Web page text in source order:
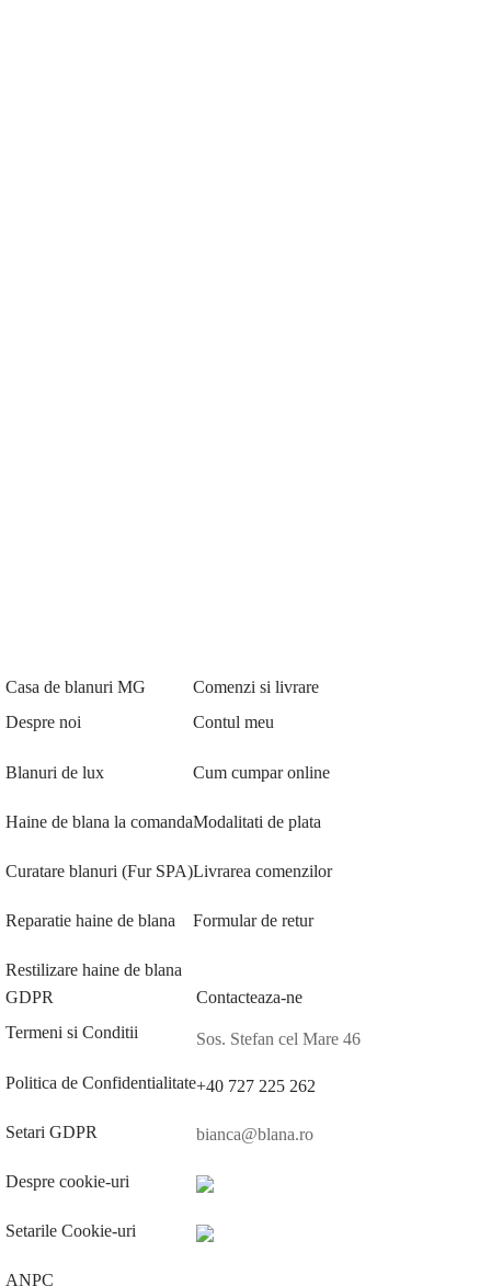
Casa de blanuri MG
Despre noi
Blanuri de lux
Haine de blana la comanda
Curatare blanuri (Fur SPA)
Reparatie haine de blana
Restilizare haine de blana
Comenzi si livrare
Contul meu
Cum cumpar online
Modalitati de plata
Livrarea comenzilor
Formular de retur
GDPR
Termeni si Conditii
Politica de Confidentialitate
Setari GDPR
Despre cookie-uri
Setarile Cookie-uri
ANPC
Contacteaza-ne
Sos. Stefan cel Mare 46
+40 727 225 262
bianca@blana.ro